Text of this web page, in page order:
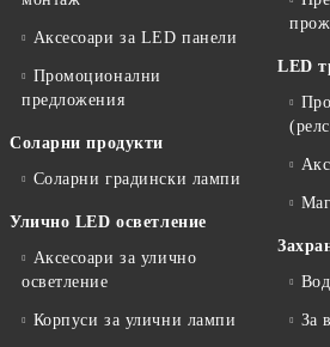
Аксесоари за LED панели
Промоционални
предложения
Соларни продукти
Соларни градински лампи
Улично LED осветление
Аксесоари за улично
осветление
Корпуси за улични лампи
LED
За